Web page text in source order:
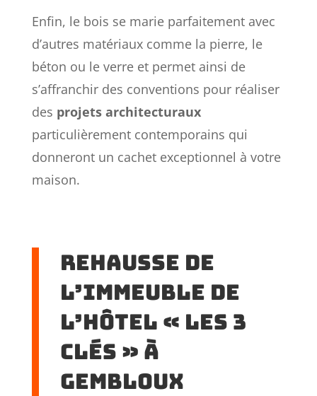
Enfin, le bois se marie parfaitement avec
d’autres matériaux comme la pierre, le
béton ou le verre et permet ainsi de
s’affranchir des conventions pour réaliser
des projets architecturaux
particulièrement contemporains qui
donneront un cachet exceptionnel à votre
maison.
Rehausse de
l’immeuble de
l’hôtel « Les 3
clés » à
Gembloux